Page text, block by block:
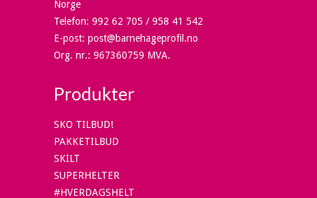
Norge
Telefon: 992 62 705 / 958 41 542
E-post: post@barnehageprofil.no
Org. nr.: 967360759 MVA.
Produkter
SKO TILBUD!
PAKKETILBUD
SKILT
SUPERHELTER
#HVERDAGSHELT